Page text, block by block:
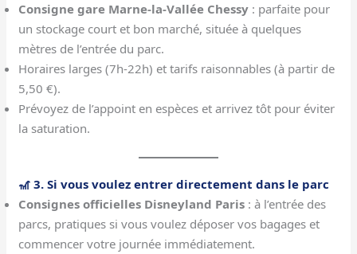
Consigne gare Marne-la-Vallée Chessy : parfaite pour
un stockage court et bon marché, située à quelques
mètres de l’entrée du parc.
Horaires larges (7h-22h) et tarifs raisonnables (à partir de
5,50 €).
Prévoyez de l’appoint en espèces et arrivez tôt pour éviter
la saturation.
🎢 3. Si vous voulez entrer directement dans le parc
Consignes officielles Disneyland Paris : à l’entrée des
parcs, pratiques si vous voulez déposer vos bagages et
commencer votre journée immédiatement.